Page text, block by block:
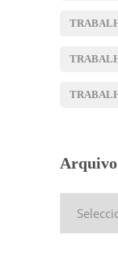
Arquivo